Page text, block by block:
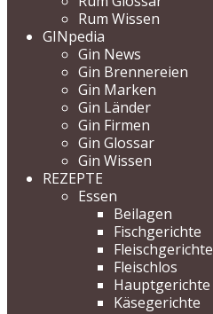
Rum Wissen
GINpedia
Gin News
Gin Brennereien
Gin Marken
Gin Länder
Gin Firmen
Gin Glossar
Gin Wissen
REZEPTE
Essen
Beilagen
Fischgerichte
Fleischgerichte
Fleischlos
Hauptgerichte
Käsegerichte